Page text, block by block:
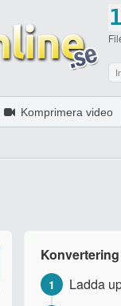
1
0
Komprimera video
1 Ladda